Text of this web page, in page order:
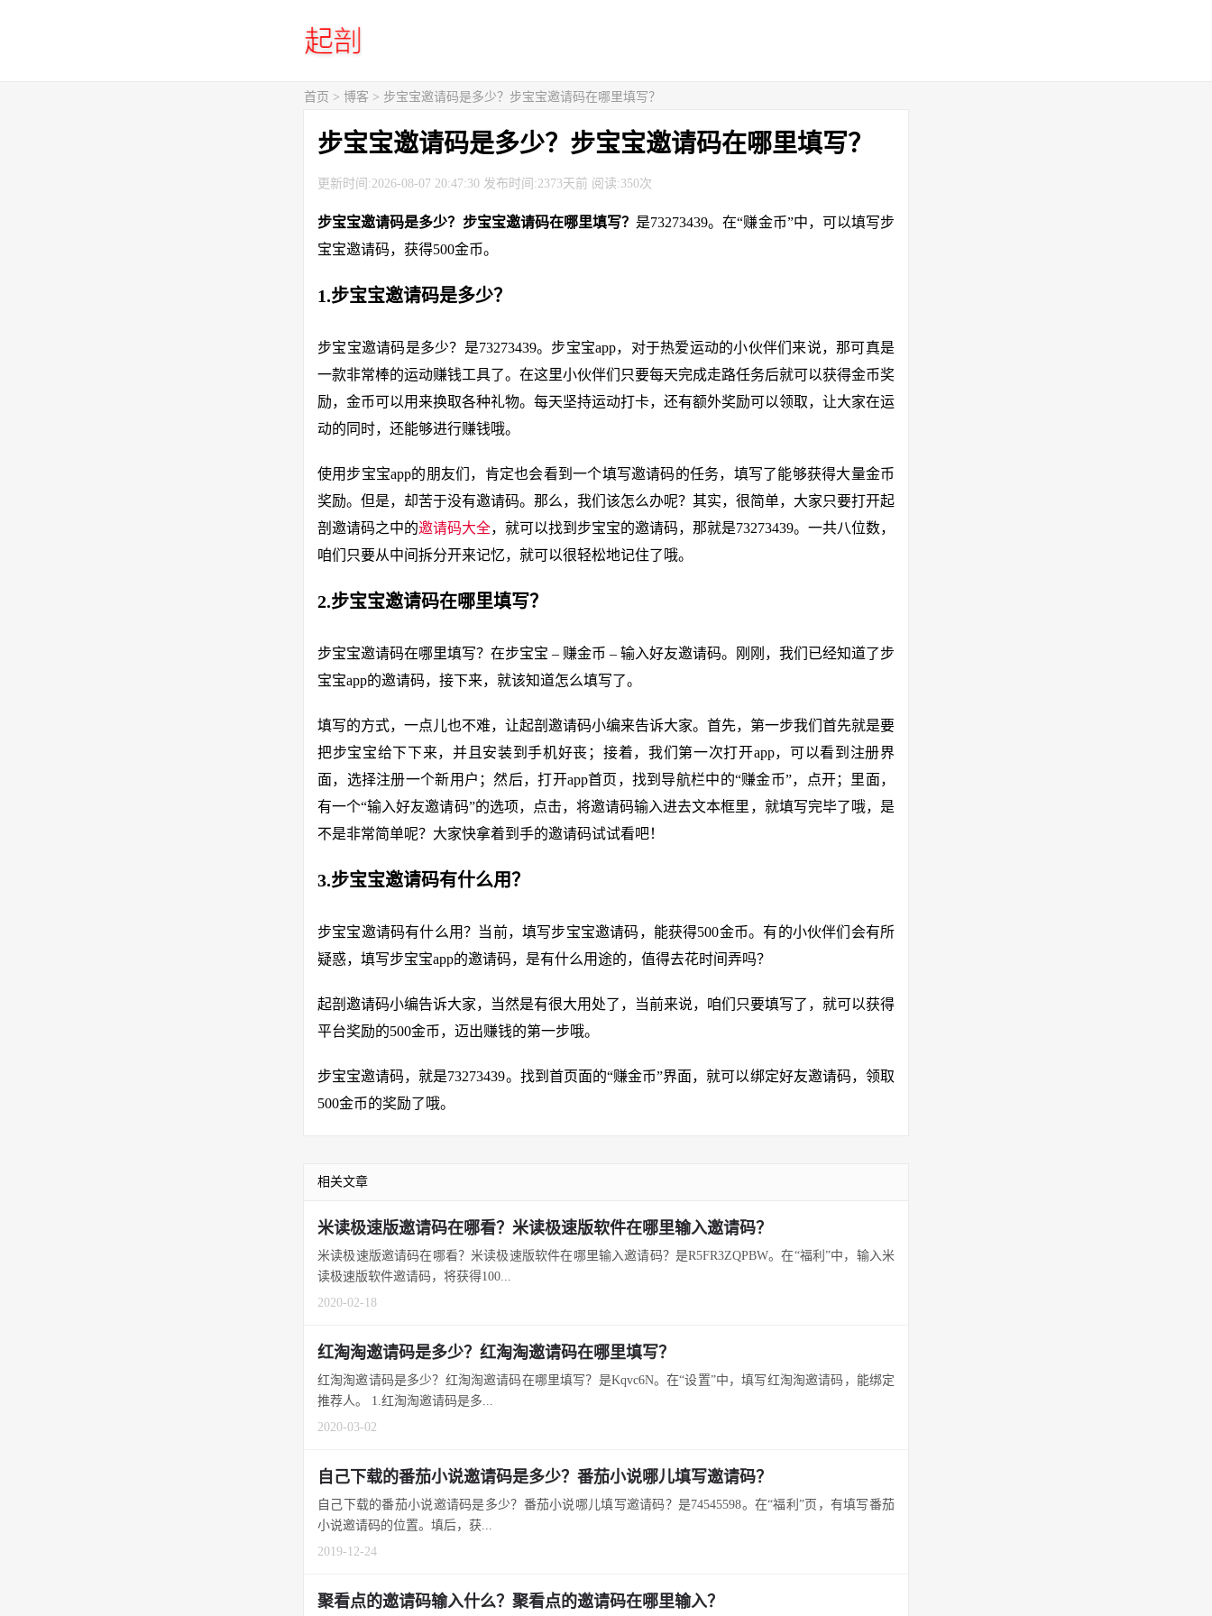
首页 > 博客 > 步宝宝邀请码是多少？步宝宝邀请码在哪里填写？
步宝宝邀请码是多少？步宝宝邀请码在哪里填写？
更新时间:2026-08-07 20:47:30 发布时间:2373天前 阅读:350次
步宝宝邀请码是多少？步宝宝邀请码在哪里填写？ 是73273439。在“赚金币”中，可以填写步
宝宝邀请码，获得500金币。
1.步宝宝邀请码是多少？
步宝宝邀请码是多少？是73273439。步宝宝app，对于热爱运动的小伙伴们来说，那可真是
一款非常棒的运动赚钱工具了。在这里小伙伴们只要每天完成走路任务后就可以获得金币奖
励，金币可以用来换取各种礼物。每天坚持运动打卡，还有额外奖励可以领取，让大家在运
动的同时，还能够进行赚钱哦。
使用步宝宝app的朋友们，肯定也会看到一个填写邀请码的任务，填写了能够获得大量金币
奖励。但是，却苦于没有邀请码。那么，我们该怎么办呢？其实，很简单，大家只要打开起
剖邀请码之中的邀请码大全，就可以找到步宝宝的邀请码，那就是73273439。一共八位数，
咱们只要从中间拆分开来记忆，就可以很轻松地记住了哦。
2.步宝宝邀请码在哪里填写？
步宝宝邀请码在哪里填写？在步宝宝 – 赚金币 – 输入好友邀请码。刚刚，我们已经知道了步
宝宝app的邀请码，接下来，就该知道怎么填写了。
填写的方式，一点儿也不难，让起剖邀请码小编来告诉大家。首先，第一步我们首先就是要
把步宝宝给下下来，并且安装到手机好丧；接着，我们第一次打开app，可以看到注册界
面，选择注册一个新用户；然后，打开app首页，找到导航栏中的“赚金币”，点开；里面，
有一个“输入好友邀请码”的选项，点击，将邀请码输入进去文本框里，就填写完毕了哦，是
不是非常简单呢？大家快拿着到手的邀请码试试看吧！
3.步宝宝邀请码有什么用？
步宝宝邀请码有什么用？当前，填写步宝宝邀请码，能获得500金币。有的小伙伴们会有所
疑惑，填写步宝宝app的邀请码，是有什么用途的，值得去花时间弄吗？
起剖邀请码小编告诉大家，当然是有很大用处了，当前来说，咱们只要填写了，就可以获得
平台奖励的500金币，迈出赚钱的第一步哦。
步宝宝邀请码，就是73273439。找到首页面的“赚金币”界面，就可以绑定好友邀请码，领取
500金币的奖励了哦。
相关文章
米读极速版邀请码在哪看？米读极速版软件在哪里输入邀请码？
米读极速版邀请码在哪看？米读极速版软件在哪里输入邀请码？是R5FR3ZQPBW。在“福利”中，输入米
读极速版软件邀请码，将获得100...
2020-02-18
红淘淘邀请码是多少？红淘淘邀请码在哪里填写？
红淘淘邀请码是多少？红淘淘邀请码在哪里填写？是Kqvc6N。在“设置”中，填写红淘淘邀请码，能绑定
推荐人。 1.红淘淘邀请码是多...
2020-03-02
自己下载的番茄小说邀请码是多少？番茄小说哪儿填写邀请码？
自己下载的番茄小说邀请码是多少？番茄小说哪儿填写邀请码？是74545598。在“福利”页，有填写番茄
小说邀请码的位置。填后，获...
2019-12-24
聚看点的邀请码输入什么？聚看点的邀请码在哪里输入？